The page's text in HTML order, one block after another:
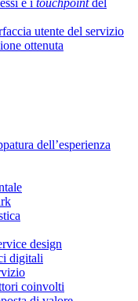
e i touchpointdel
utente del servizio
ottenuta
dell’esperienza
design
digitali
coinvolti